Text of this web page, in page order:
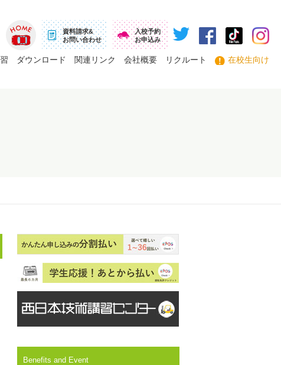
ホーム
資料請求&
お問い合わせ
入校予約
お申込み
ダウンロード 関連リンク 会社概要 リクルート 在校生向け